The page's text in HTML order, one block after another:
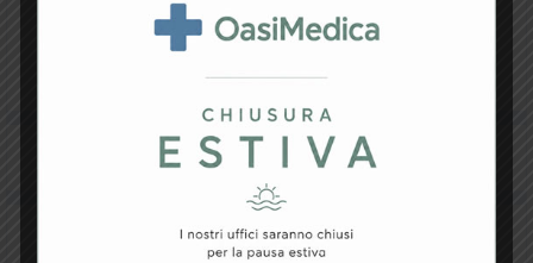
– piastra sensore sottile 5,4 mm (meno di 1/4“)
– pulsante basso profilo: 6,0 mm
Specifiche Tecniche
Resi e Garanzia